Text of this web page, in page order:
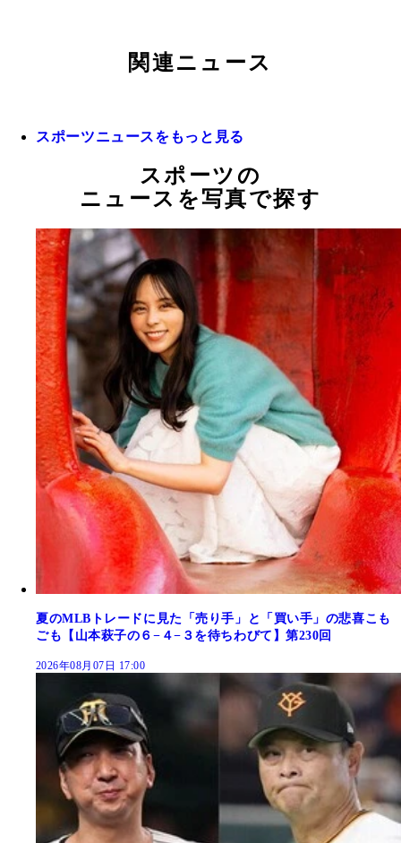
関連ニュース
スポーツニュースをもっと見る
スポーツの
ニュースを写真で探す
夏のMLBトレードに見た「売り手」と「買い手」の悲喜こも
ごも【山本萩子の６−４−３を待ちわびて】第230回
2026年08月07日 17:00